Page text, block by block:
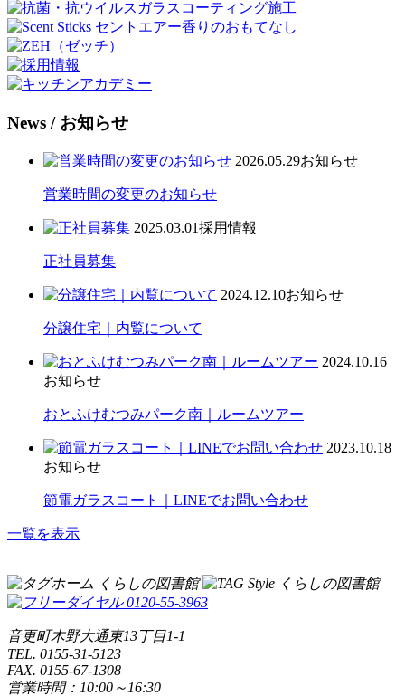
News / お知らせ
2026.05.29お知らせ
営業時間の変更のお知らせ
2025.03.01採用情報
正社員募集
2024.12.10お知らせ
分譲住宅｜内覧について
2024.10.16
お知らせ
おとふけむつみパーク南｜ルームツアー
2023.10.18
お知らせ
節電ガラスコート｜LINEでお問い合わせ
一覧を表示
音更町木野大通東13丁目1-1
TEL. 0155-31-5123
FAX. 0155-67-1308
営業時間：10:00～16:30